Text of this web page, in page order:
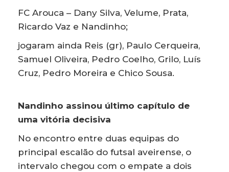
FC Arouca – Dany Silva, Velume, Prata,
Ricardo Vaz e Nandinho;
jogaram ainda Reis (gr), Paulo Cerqueira,
Samuel Oliveira, Pedro Coelho, Grilo, Luís
Cruz, Pedro Moreira e Chico Sousa.
Nandinho assinou último capítulo de
uma vitória decisiva
No encontro entre duas equipas do
principal escalão do futsal aveirense, o
intervalo chegou com o empate a dois